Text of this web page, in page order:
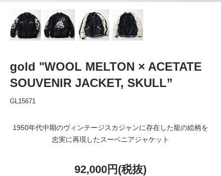
gold "WOOL MELTON × ACETATE
SOUVENIR JACKET, SKULL”
GL15671
1950年代中期のヴィンテージスカジャンに存在した龍の絵柄を
忠実に再現したスーベニアジャケット
92,000円(税抜)